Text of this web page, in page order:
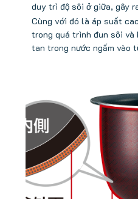
duy trì độ sôi ở giữa, gây
Cùng với đó là áp suất
trong quá trình đun sôi và
tan trong nước ngấm vào